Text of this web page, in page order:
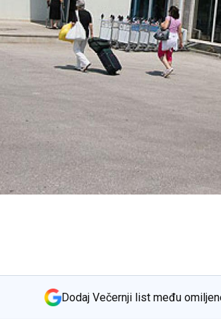
Dodaj Večernji list među